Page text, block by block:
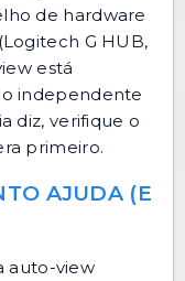
de hardware
G HUB,
está
independente
diz, verifique o
primeiro.
AJUDA (E
auto-view